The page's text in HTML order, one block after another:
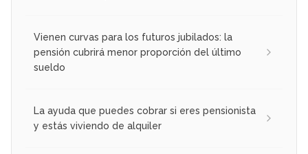
Vienen curvas para los futuros jubilados: la
pensión cubrirá menor proporción del último
sueldo
La ayuda que puedes cobrar si eres pensionista
y estás viviendo de alquiler